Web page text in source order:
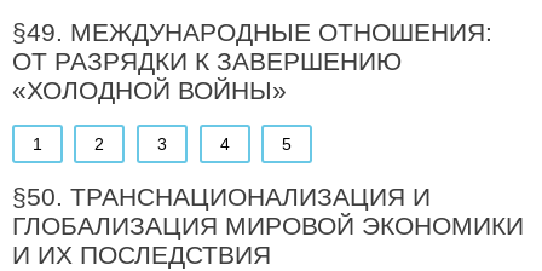
§49. МЕЖДУНАРОДНЫЕ ОТНОШЕНИЯ:
ОТ РАЗРЯДКИ К ЗАВЕРШЕНИЮ
«ХОЛОДНОЙ ВОЙНЫ»
1 2 3 4 5
§50. ТРАНСНАЦИОНАЛИЗАЦИЯ И
ГЛОБАЛИЗАЦИЯ МИРОВОЙ ЭКОНОМИКИ
И ИХ ПОСЛЕДСТВИЯ